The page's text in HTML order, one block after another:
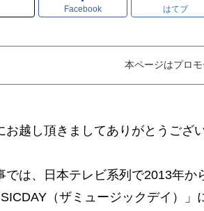
Facebook はてブ
本ページはプロ
お越し頂きましてありがとうござ
では、日本テレビ系列で2013年
（ザミュージックデイ）